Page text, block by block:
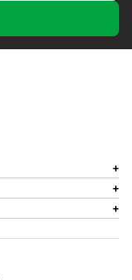
+
+
+